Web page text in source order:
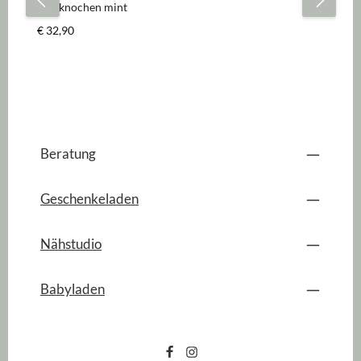
Leseknochen mint
Regulärer Preis:
€ 32,90
Beratung
Geschenkeladen
Nähstudio
Babyladen